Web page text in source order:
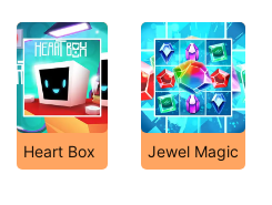
Heart Box Jewel Magic